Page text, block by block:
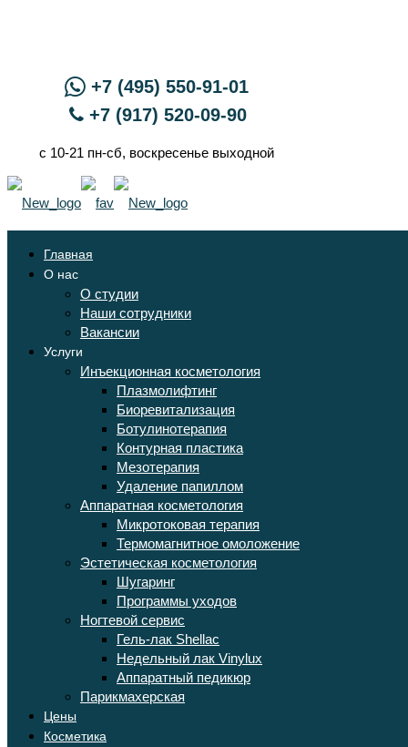
+7 (495) 550-91-01
+7 (917) 520-09-90
с 10-21 пн-сб, воскресенье выходной
Главная
О нас
О студии
Наши сотрудники
Вакансии
Услуги
Инъекционная косметология
Плазмолифтинг
Биоревитализация
Ботулинотерапия
Контурная пластика
Мезотерапия
Удаление папиллом
Аппаратная косметология
Микротоковая терапия
Термомагнитное омоложение
Эстетическая косметология
Шугаринг
Программы уходов
Ногтевой сервис
Гель-лак Shellac
Недельный лак Vinylux
Аппаратный педикюр
Парикмахерская
Цены
Косметика